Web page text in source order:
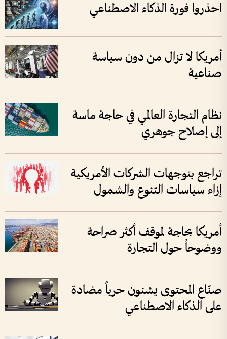
احذروا فورة الذكاء الاصطناعي
أمريكا لا تزال من دون سياسة
صناعية
نظام التجارة العالمي في حاجة ماسة
إلى إصلاح جوهري
تراجع بتوجهات الشركات الأمريكية
إزاء سياسات التنوع والشمول
أمريكا بحاجة لموقف أكثر صراحة
ووضوحاً حول التجارة
صنّاع المحتوى يشنون حرباً مضادة
على الذكاء الاصطناعي